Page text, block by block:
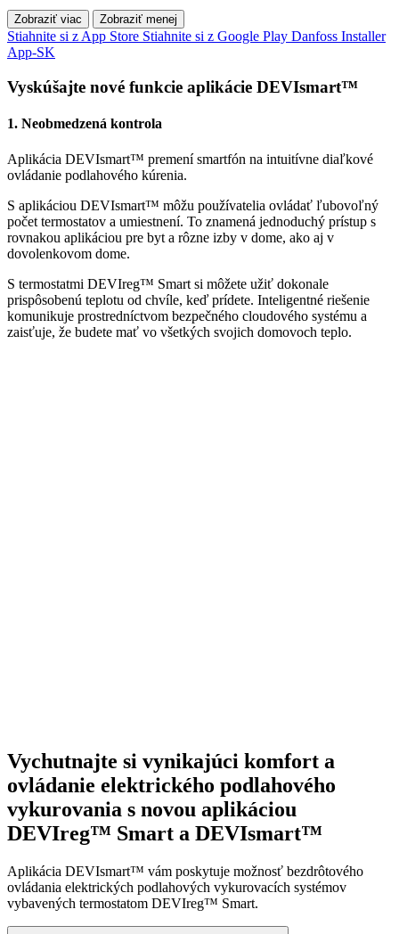
Zobraziť viac Zobraziť menej
Stiahnite si z App Store Stiahnite si z Google Play Danfoss Installer
App-SK
Vyskúšajte nové funkcie aplikácie DEVIsmart™
1. Neobmedzená kontrola
Aplikácia DEVIsmart™ premení smartfón na intuitívne diaľkové
ovládanie podlahového kúrenia.
S aplikáciou DEVIsmart™ môžu používatelia ovládať ľubovoľný
počet termostatov a umiestnení. To znamená jednoduchý prístup s
rovnakou aplikáciou pre byt a rôzne izby v dome, ako aj v
dovolenkovom dome.
S termostatmi DEVIreg™ Smart si môžete užiť dokonale
prispôsobenú teplotu od chvíle, keď prídete. Inteligentné riešenie
komunikuje prostredníctvom bezpečného cloudového systému a
zaisťuje, že budete mať vo všetkých svojich domovoch teplo.
Vychutnajte si vynikajúci komfort a
ovládanie elektrického podlahového
vykurovania s novou aplikáciou
DEVIreg™ Smart a DEVIsmart™
Aplikácia DEVIsmart™ vám poskytuje možnosť bezdrôtového
ovládania elektrických podlahových vykurovacích systémov
vybavených termostatom DEVIreg™ Smart.